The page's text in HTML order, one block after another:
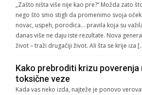
„Zašto ništa više nije kao pre?“ Možda zato
nego što smo stigli da promenimo svoja
novac, uspeh, porodica… pravila koja su
danas više ne daju iste rezultate. Nova
život – traži drugačiji život. Ali šta se krije iza
Kako prebroditi krizu poverenja
toksične veze
Kada vas neko izda, najteže je ponovo